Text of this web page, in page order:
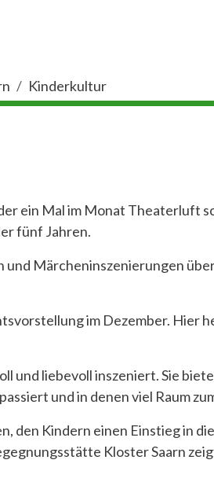
Kinderkultur
ein Mal im Monat Theaterluft
fünf Jahren.
Märcheninszenierungen
im Dezember. Hier
und liebevoll inszeniert. Sie
und in denen viel Raum
den Kindern einen Einstieg in
Kloster Saarn